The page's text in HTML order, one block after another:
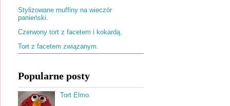
Stylizowane muffiny na wieczór
panieński.
Czerwony tort z facetem i kokardą.
Tort z facetem związanym.
Popularne posty
Tort Elmo.